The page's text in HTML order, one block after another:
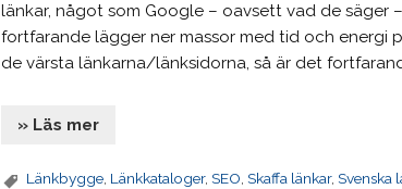
länkar, något som Google – oavsett vad de säger
fortfarande lägger ner massor med tid och energi
de värsta länkarna/länksidorna, så är det
» Läs mer
Länkbygge, Länkkataloger,SEO,Skaffa länkar,Svenska